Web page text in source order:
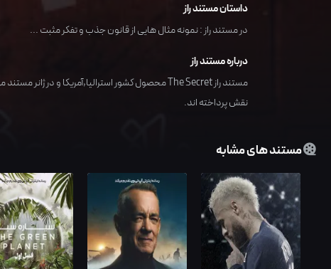
داستان مستند راز
در مستند راز : نمونه مثال هایی از قانون جذب و تفکر مثبت ...
درباره مستند راز
مستند راز The Secret محصول کشور استرالیا,آمریکاو در ژانر مستند
نقش پرداخته اند.
مستند های مشابه